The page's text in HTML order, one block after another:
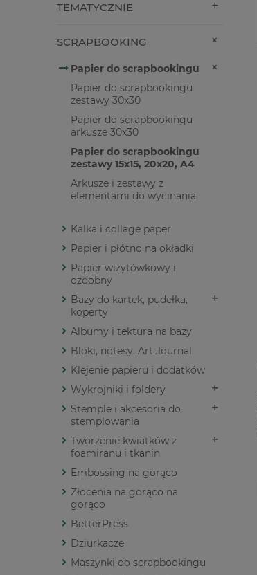
TEMATYCZNIE
SCRAPBOOKING
Papier do scrapbookingu
Papier do scrapbookingu
zestawy 30x30
Papier do scrapbookingu
arkusze 30x30
Papier do scrapbookingu
zestawy 15x15, 20x20, A4
Arkusze i zestawy z
elementami do wycinania
Kalka i collage paper
Papier i płótno na okładki
Papier wizytówkowy i
ozdobny
Bazy do kartek, pudełka,
koperty
Albumy i tektura na bazy
Bloki, notesy, Art Journal
Klejenie papieru i dodatków
Wykrojniki i foldery
Stemple i akcesoria do
stemplowania
Tworzenie kwiatków z
foamiranu i tkanin
Embossing na gorąco
Złocenia na gorąco na
gorąco
BetterPress
Dziurkacze
Maszynki do scrapbookingu